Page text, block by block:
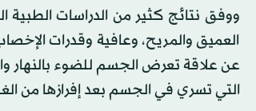
ووفق نتائج كثير من الدراسات الطبية
العميق والمريح، وعافية وقدرات
عن علاقة تعرض الجسم للضوء بالنهار
التي تسري في الجسم بعد إفرازها من